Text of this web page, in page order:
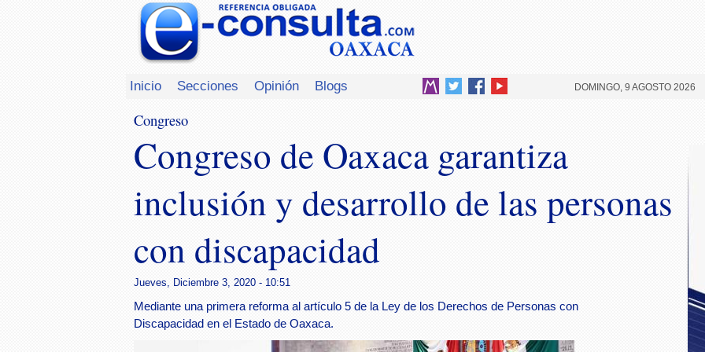
Inicio Secciones Opinión Blogs DOMINGO, 9 AGOSTO 2026
Congreso
Congreso de Oaxaca garantiza
inclusión y desarrollo de las personas
con discapacidad
Jueves, Diciembre 3, 2020 - 10:51
Mediante una primera reforma al artículo 5 de la Ley de los Derechos de Personas con
Discapacidad en el Estado de Oaxaca.